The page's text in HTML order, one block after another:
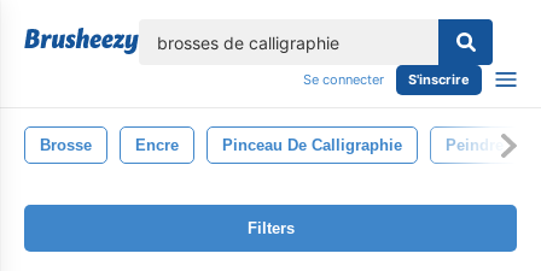
Se connecter S'inscrire
Brosse Encre Pinceau De Calligraphie Peindre
Filters